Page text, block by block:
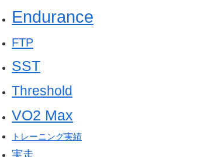
Endurance
FTP
SST
Threshold
VO2 Max
トレーニング実績